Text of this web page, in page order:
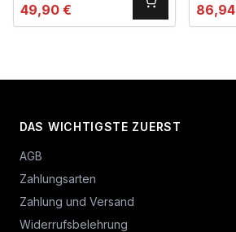
49,90 € 86,94
DAS WICHTIGSTE ZUERST
AGB
Zahlungsarten
Zahlung und Versand
Widerrufsbelehrung